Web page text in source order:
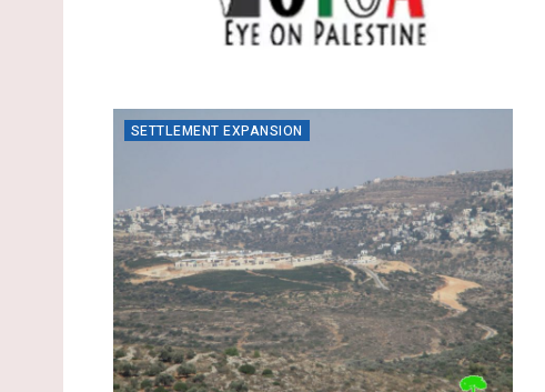
SETTLEMENT EXPANSION